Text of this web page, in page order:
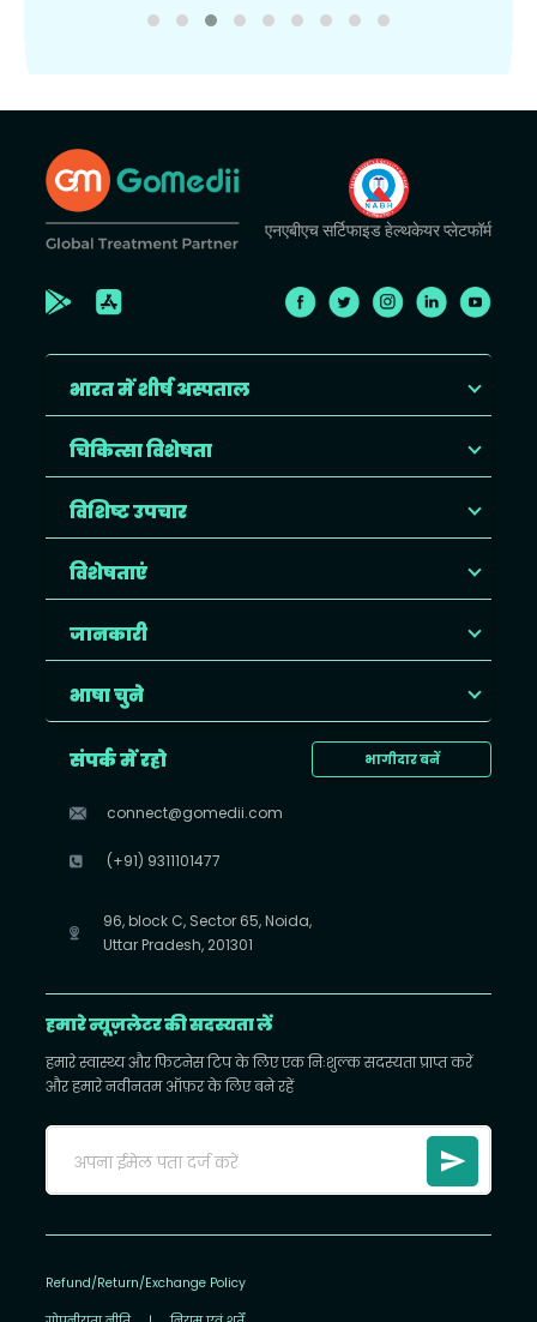
एनएबीएच सर्टिफाइड हेल्थकेयर प्लेटफॉर्म
भारत में शीर्ष अस्पताल
चिकित्सा विशेषता
विशिष्ट उपचार
विशेषताएं
जानकारी
भाषा चुने
भागीदार बनें
संपर्क में रहो
connect@gomedii.com
(+91) 9311101477
96, block C, Sector 65, Noida,
Uttar Pradesh, 201301
हमारे न्यूज़लेटर की सदस्यता लें
हमारे स्वास्थ्य और फिटनेस टिप के लिए एक निःशुल्क सदस्यता प्राप्त करें
और हमारे नवीनतम ऑफ़र के लिए बने रहें
Refund/Return/Exchange Policy